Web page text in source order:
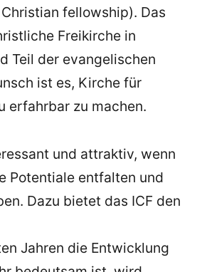
fellowship). Das
Freikirche in
Teil der evangelischen
ist es, Kirche für
erfahrbar zu machen.
und attraktiv, wenn
Potentiale entfalten und
Dazu bietet das ICF den
Jahren die Entwicklung